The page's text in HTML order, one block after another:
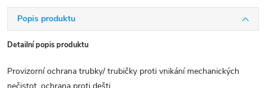
Popis produktu
Detailní popis produktu
Provizorní ochrana trubky/ trubičky proti vnikání mechanických